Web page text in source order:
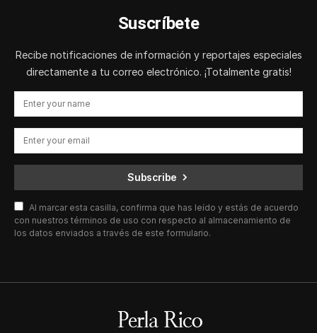
Suscríbete
Recibe notificaciones de información y reportajes especiales
directamente a tu correo electrónico. ¡Totalmente gratis!
Subscribe
Al marcar esta casilla, confirma que has leído y estás de acuerdo
con nuestros términos de uso con respecto al almacenamiento de
los datos enviados a través de este formulario.